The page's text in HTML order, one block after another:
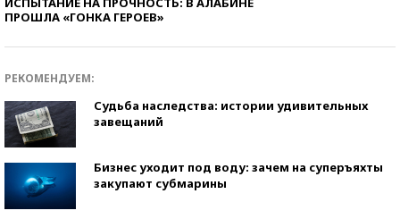
ПРОШЛА «ГОНКА ГЕРОЕВ»
РЕКОМЕНДУЕМ:
Судьба наследства: истории удивительных
завещаний
Бизнес уходит под воду: зачем на суперъяхты
закупают субмарины